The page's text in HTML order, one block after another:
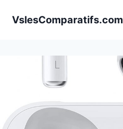
VslesComparatifs.com